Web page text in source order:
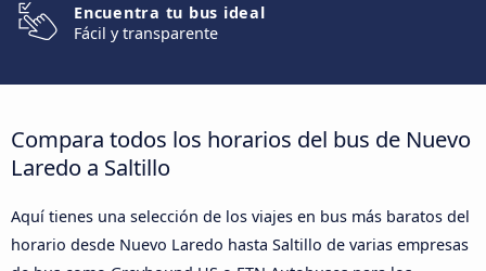
Encuentra tu bus ideal
Fácil y transparente
Compara todos los horarios del bus de Nuevo
Laredo a Saltillo
Aquí tienes una selección de los viajes en bus más baratos del
horario desde Nuevo Laredo hasta Saltillo de varias empresas